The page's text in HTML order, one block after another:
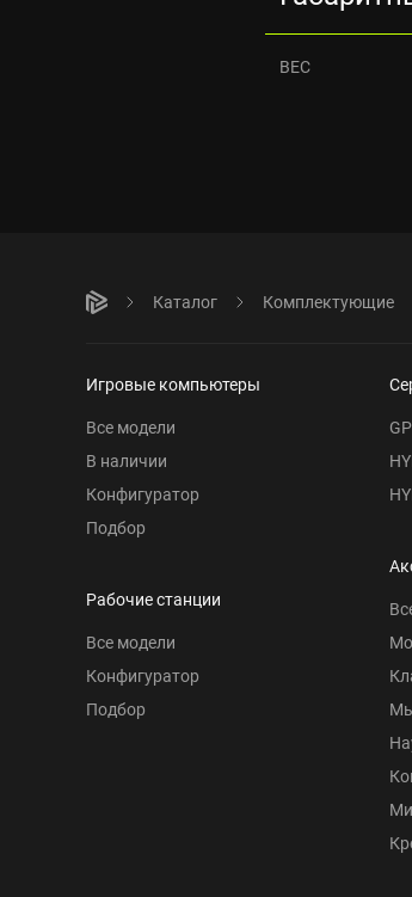
ВЕС
Каталог Комплектующие
Игровые компьютеры
Все модели
В наличии
Конфигуратор
Подбор
Рабочие станции
Все модели
Конфигуратор
Подбор